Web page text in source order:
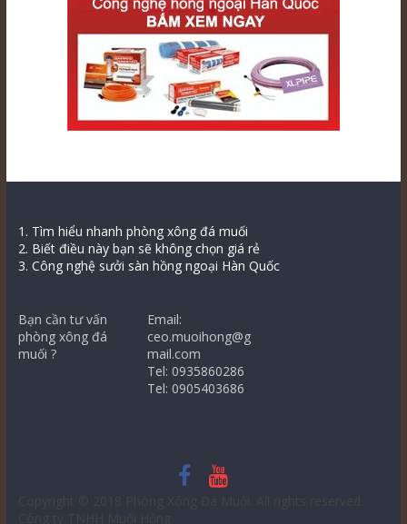
1. Tìm hiểu nhanh phòng xông đá muối
2. Biết điều này bạn sẽ không chọn giá rẻ
3. Công nghệ sưởi sàn hồng ngoại Hàn Quốc
Bạn cần tư vấn
phòng xông đá
muối ?
Email:
ceo.muoihong@g
mail.com
Tel: 0935860286
Tel: 0905403686